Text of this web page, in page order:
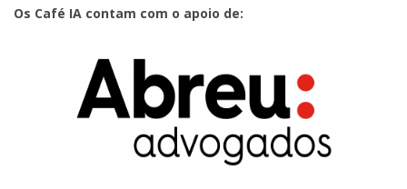
Os Café IA contam com o apoio de: